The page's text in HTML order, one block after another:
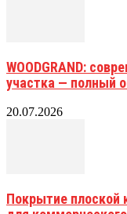
WOODGRAND:
участка — полный
20.07.2026
Покрытие плоской